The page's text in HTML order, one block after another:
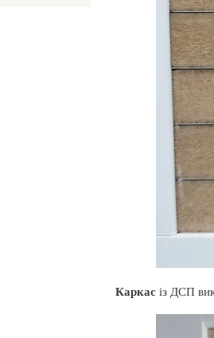
Каркас із ДСП